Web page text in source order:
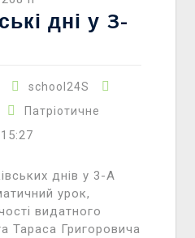
дні у 3-
school24S
Патріотичне
15:27
днів у 3-А
урок,
видатного
Тараса Григоровича